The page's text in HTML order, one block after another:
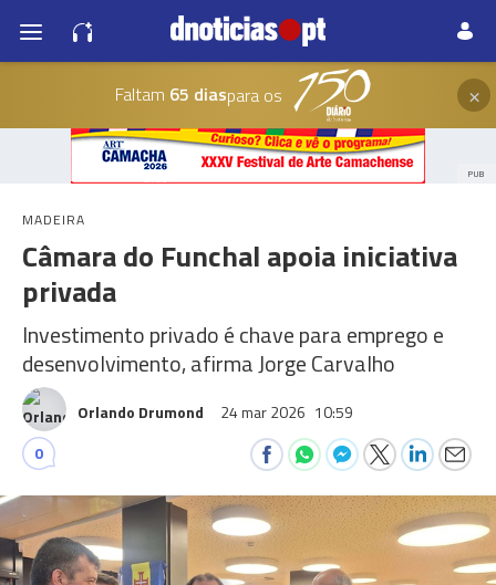
Faltam 65 diaspara os ×
PUB
MADEIRA
Câmara do Funchal apoia iniciativa
privada
Investimento privado é chave para emprego e
desenvolvimento, afirma Jorge Carvalho
Orlando Drumond 24 mar 2026 10:59
0